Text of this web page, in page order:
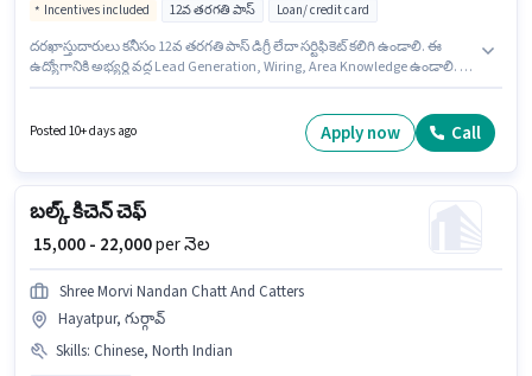
Incentives included 12వ తరగతి పాస్ Loan/ credit card
దరఖాస్తుదారులు కనీసం 12వ తరగతి పాస్ డిగ్రీ లేదా సర్టిఫికెట్ కలిగి ఉండాలి. ఈ
ఉద్యోగానికి అభ్యర్థి వద్ద Lead Generation, Wiring, Area Knowledge ఉండాలి. ఈ
ఇప్పించబడతాయి. Mobikwik ఫీల్డ్ అమ్మకాలు విభాగంలో ఫీల్డ్ సేల్స్ ఎగ్జిక్యూటివ్
ఉద్యోగానికి క్రియాశీలకంగా నియామకం జరుగుతోంది. ఈ ఉద్యోగానికి Fixed +
Posted 10+ days ago Apply now Call
బల్క్ కిచెన్ చెఫ్
₹ 15,000 - 22,000per నెల
Shree Morvi Nandan Chatt And Catters
Hayatpur, గుర్గావ్
Skills: Chinese, North Indian